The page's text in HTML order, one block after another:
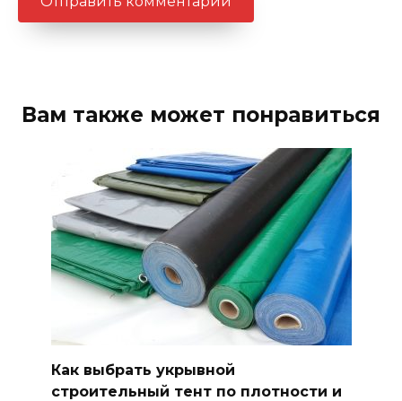
Вам также может понравиться
Как выбрать укрывной
строительный тент по плотности и